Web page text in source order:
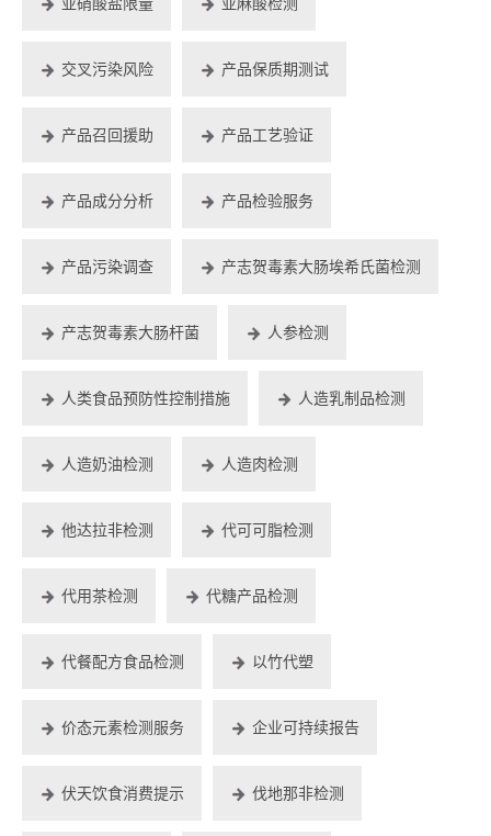
交叉污染风险 产品保质期测试
产品召回援助 产品工艺验证
产品成分分析 产品检验服务
产品污染调查 产志贺毒素大肠埃希氏菌检测
产志贺毒素大肠杆菌 人参检测
人类食品预防性控制措施 人造乳制品检测
人造奶油检测 人造肉检测
他达拉非检测 代可可脂检测
代用茶检测 代糖产品检测
代餐配方食品检测 以竹代塑
价态元素检测服务 企业可持续报告
伏天饮食消费提示 伐地那非检测